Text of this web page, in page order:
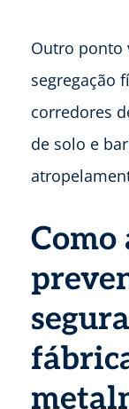
Outro ponto
segregação
corredores
de solo e
Como